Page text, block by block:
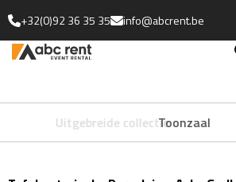
+32(0)92 36 35 35 info@abcrent.be
Uitgebreide collectie